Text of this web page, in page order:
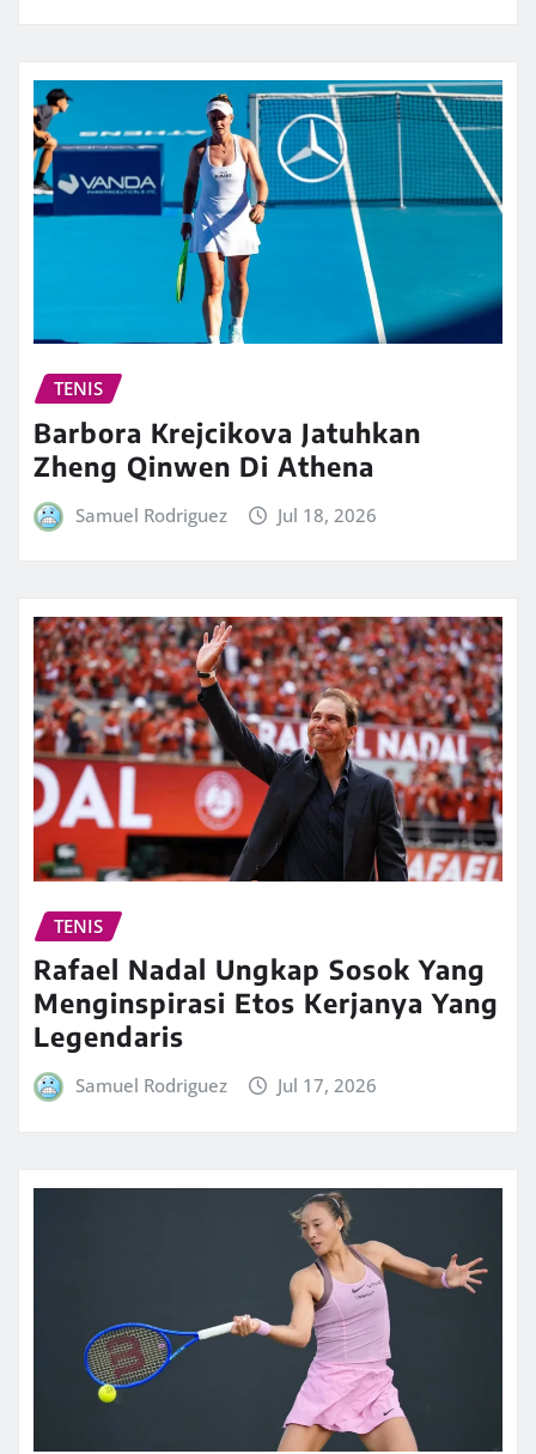
TENIS
Barbora Krejcikova Jatuhkan
Zheng Qinwen Di Athena
Samuel Rodriguez Jul 18, 2026
TENIS
Rafael Nadal Ungkap Sosok Yang
Menginspirasi Etos Kerjanya Yang
Legendaris
Samuel Rodriguez Jul 17, 2026